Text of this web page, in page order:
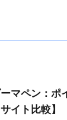
マペン：ポ
イト比較】